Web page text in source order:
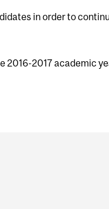
in order to
2016-2017 academic